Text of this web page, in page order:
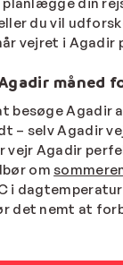
du vil
vejret i Agadir
måned
besøge Agadir
– selv Agadir
vejr Agadir
om
i
det nemt at